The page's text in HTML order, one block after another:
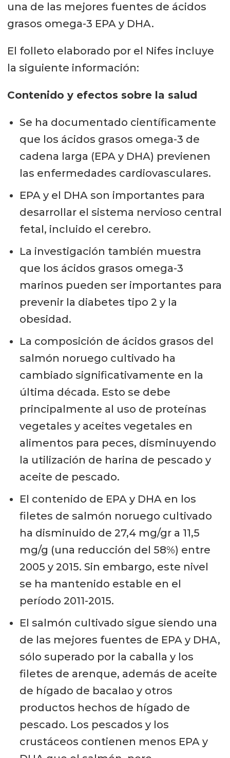
una de las mejores fuentes de ácidos
grasos omega-3 EPA y DHA.
El folleto elaborado por el Nifes incluye
la siguiente información:
Contenido y efectos sobre la salud
Se ha documentado científicamente
que los ácidos grasos omega-3 de
cadena larga (EPA y DHA) previenen
las enfermedades cardiovasculares.
EPA y el DHA son importantes para
desarrollar el sistema nervioso central
fetal, incluido el cerebro.
La investigación también muestra
que los ácidos grasos omega-3
marinos pueden ser importantes para
prevenir la diabetes tipo 2 y la
obesidad.
La composición de ácidos grasos del
salmón noruego cultivado ha
cambiado significativamente en la
última década. Esto se debe
principalmente al uso de proteínas
vegetales y aceites vegetales en
alimentos para peces, disminuyendo
la utilización de harina de pescado y
aceite de pescado.
El contenido de EPA y DHA en los
filetes de salmón noruego cultivado
ha disminuido de 27,4 mg/gr a 11,5
mg/g (una reducción del 58%) entre
2005 y 2015. Sin embargo, este nivel
se ha mantenido estable en el
período 2011-2015.
El salmón cultivado sigue siendo una
de las mejores fuentes de EPA y DHA,
sólo superado por la caballa y los
filetes de arenque, además de aceite
de hígado de bacalao y otros
productos hechos de hígado de
pescado. Los pescados y los
crustáceos contienen menos EPA y